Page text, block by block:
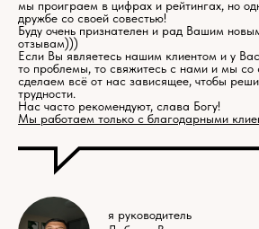
мы проиграем в цифрах и рейтингах, но
дружбе со своей совестью!
Буду очень признателен и рад Вашим
отзывам)))
Если Вы являетесь нашим клиентом и у
то проблемы, то свяжитесь с нами и мы со
сделаем всё от нас зависящее, чтобы
трудности.
Нас часто рекомендуют, слава Богу!
Мы работаем только с благодарными
я руководитель